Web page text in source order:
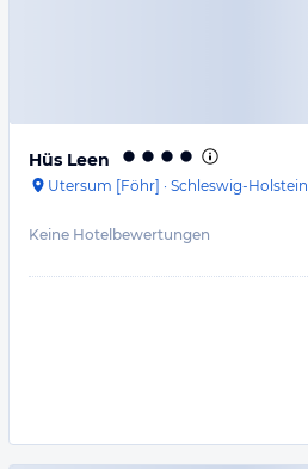
Hüs Leen
Utersum [Föhr] · Schleswig-Holstein
Keine Hotelbewertungen